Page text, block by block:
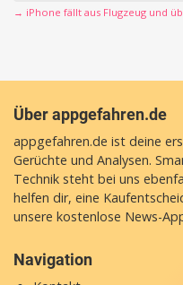
→ iPhone fällt aus Flugzeug und
Über appgefahren.de
appgefahren.de ist deine
Gerüchte und Analysen.
Technik steht bei uns
helfen dir, eine
unsere kostenlose News-
Navigation